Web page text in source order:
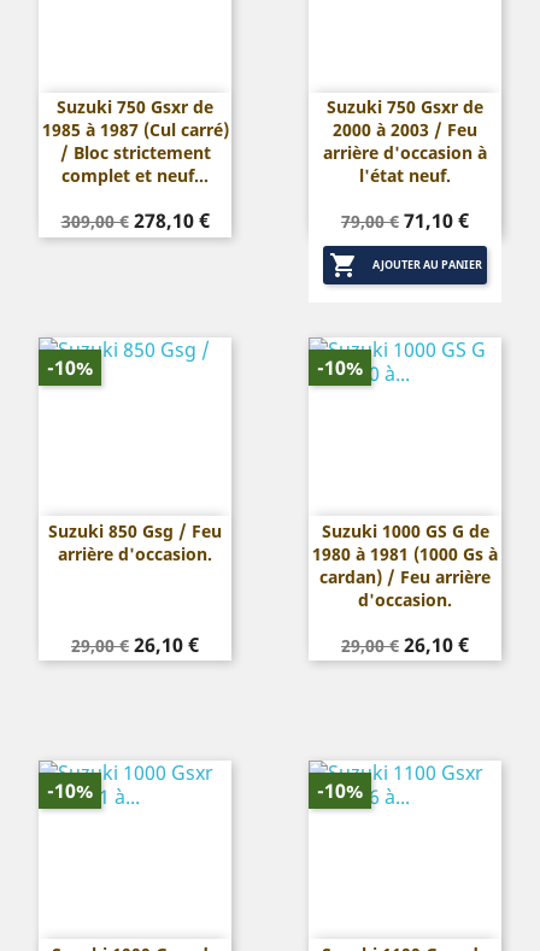
Suzuki 750 Gsxr de
1985 à 1987 (Cul carré)
/ Bloc strictement
complet et neuf...
Prix
de
309,00 € Prix
278,10 €
Suzuki 750 Gsxr de
2000 à 2003 / Feu
arrière d'occasion à
l'état neuf.
Prix
de
base
79,00 € Prix
71,10 €
 AJOUTER AU PANIER
Suzuki 850 Gsg / Feu
arrière d'occasion.
Prix
de
29,00 € Prix
26,10 €
-10%
Suzuki 1000 GS G de
1980 à 1981 (1000 Gs à
cardan) / Feu arrière
d'occasion.
Prix
de
29,00 € Prix
26,10 €
-10%
-10% -10%